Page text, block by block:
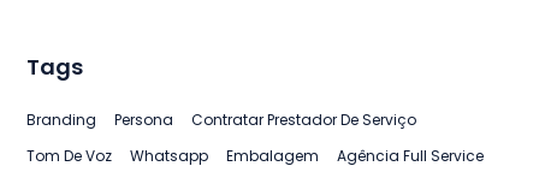
Tags
Branding Persona
Contratar Prestador De Serviço
Tom De Voz
Whatsapp Embalagem
Agência Full Service